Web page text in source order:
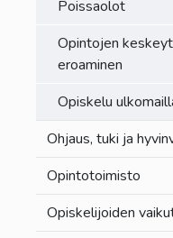
Poissaolot
Opintojen
eroaminen
Opiskelu
Ohjaus, tuki ja
Opintotoimisto
Opiskelijoiden